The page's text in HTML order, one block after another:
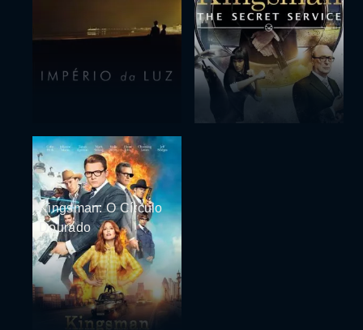
Kingsman: O Círculo
Dourado